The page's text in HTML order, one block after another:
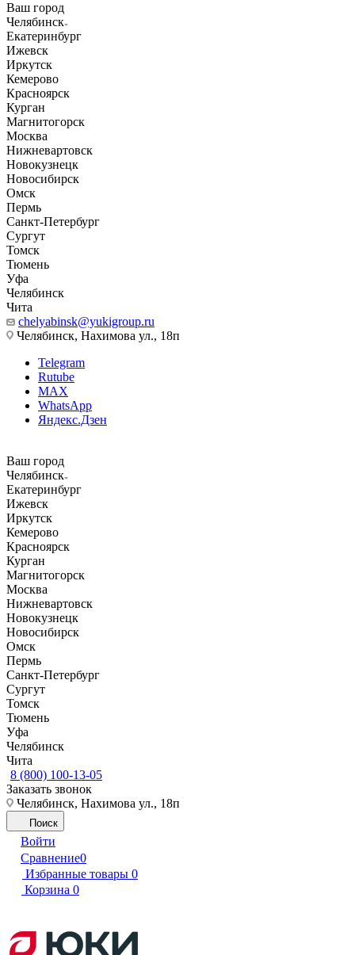
Ваш город
Челябинск
Екатеринбург
Ижевск
Иркутск
Кемерово
Красноярск
Курган
Магнитогорск
Москва
Нижневартовск
Новокузнецк
Новосибирск
Омск
Пермь
Санкт-Петербург
Сургут
Томск
Тюмень
Уфа
Челябинск
Чита
chelyabinsk@yukigroup.ru
Челябинск, Нахимова ул., 18п
Telegram
Rutube
MAX
WhatsApp
Яндекс.Дзен
Ваш город
Челябинск
Екатеринбург
Ижевск
Иркутск
Кемерово
Красноярск
Курган
Магнитогорск
Москва
Нижневартовск
Новокузнецк
Новосибирск
Омск
Пермь
Санкт-Петербург
Сургут
Томск
Тюмень
Уфа
Челябинск
Чита
8 (800) 100-13-05
Заказать звонок
Челябинск, Нахимова ул., 18п
Поиск
Войти
Сравнение0
Избранные товары 0
Корзина 0